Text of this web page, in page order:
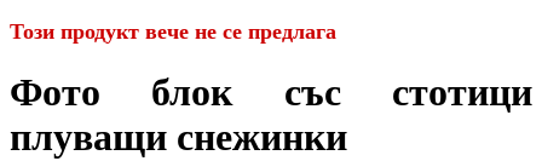
Този продукт вече не се предлага
Фото блок със стотици
плуващи снежинки